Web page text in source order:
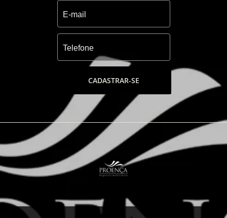
CADASTRAR-SE